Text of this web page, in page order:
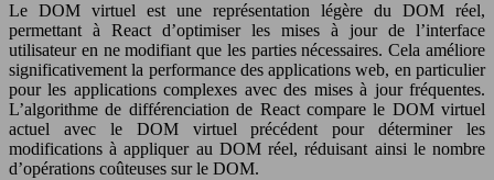
Le DOM virtuel est une représentation légère du DOM réel,
permettant à React d’optimiser les mises à jour de l’interface
utilisateur en ne modifiant que les parties nécessaires. Cela améliore
significativement la performance des applications web, en particulier
pour les applications complexes avec des mises à jour fréquentes.
L’algorithme de différenciation de React compare le DOM virtuel
actuel avec le DOM virtuel précédent pour déterminer les
modifications à appliquer au DOM réel, réduisant ainsi le nombre
d’opérations coûteuses sur le DOM.